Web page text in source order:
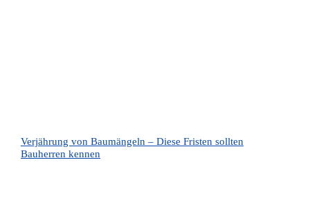
Verjährung von Baumängeln – Diese Fristen sollten
Bauherren kennen